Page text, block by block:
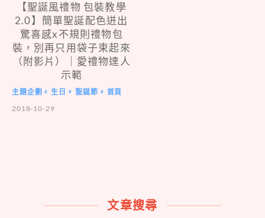
【聖誕風禮物 包裝教學
2.0】簡單聖誕配色迸出
驚喜感x不規則禮物包
裝，別再只用袋子束起來
（附影片）｜愛禮物達人
示範
主題企劃 # 生日 # 聖誕節 #
首頁
2018-10-29
文章搜尋